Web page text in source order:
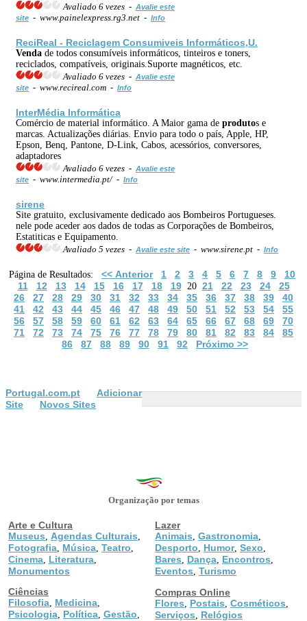
Avaliado 6 vezes - Avalie este
site - www.painelexpress.rg3.net - Info
ReciReal - Reciclagem Consumiveis Informáticos,U.
Venda de todos consumíveis informáticos, tinteiros e toners,
reciclados, compatíveis, originais.Suporte magnéticos, etc.
Avaliado 6 vezes - Avalie este
site - www.recireal.com - Info
InterMédia Informática
Comércio de material informático. A Maior gama de produtos e
marcas. Actualizações diárias. Envio para todo o país, Apple, HP,
Epson, Benq, Pantone, D-Link, Cabos, acessórios, conversores,
adaptadores
Avaliado 6 vezes - Avalie este
site - www.intermedia.pt/ - Info
sirene
Site gratuito, exclusivamente dedicado aos Bombeiros Portugueses.
nele pode aceder aos dados de todas as Corporações de Bombeiros,
Estatiticas e Equipamento.
Avaliado 5 vezes - Avalie este site - www.sirene.pt - Info
Página de Resultados: << Anterior 1 2 3 4 5 6 7 8 9
10
11
12 13 14 15 16 17 18 1920 21 22 23 24
25
26
27 28 29 30 31 32 33 34 35 36 37 38 39
40
41
42 43 44 45 46 47 48 49 50 51 52 53 54
55
56
57 58 59 60 61 62 63 64 65 66 67 68 69
70
71
72 73 74 75 76 77 78 79 80 81 82 83 84
85
86
87 88 89 90 91 92 Próximo >>
Portugal.com.pt
Adicionar
Site
Novos Sites
Organização por temas
Arte e Cultura
Museus
Agendas Culturais
Fotografia Música Teatro
Cinema Literatura
Monumentos
Ciências
Filosofia Medicina
Psicologia Política Gestão
Lazer
Animais Gastronomia
Desporto Humor, Sexo
Bares Dança Encontros
Eventos Turismo
Compras Online
Flores
Postais Cosméticos
Serviços Relógios